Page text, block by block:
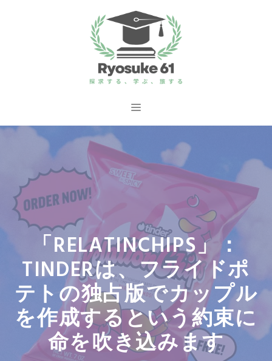
ス
メ
ュ
「RELATINCHIPS」：
TINDERは、フライドポ
テトの独占版でカップル
を作成するという約束に
命を吹き込みます